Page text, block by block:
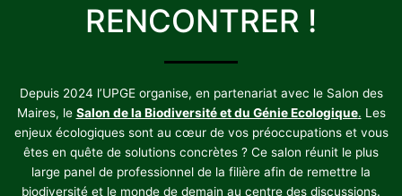
RENCONTRER !
Depuis 2024 l’UPGE organise, en partenariat avec le Salon des
Maires, le Salon de la Biodiversité et du Génie Ecologique. Les
enjeux écologiques sont au cœur de vos préoccupations et vous
êtes en quête de solutions concrètes ? Ce salon réunit le plus
large panel de professionnel de la filière afin de remettre la
biodiversité et le monde de demain au centre des discussions.